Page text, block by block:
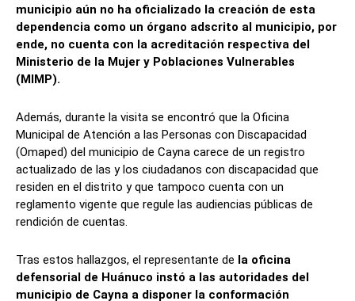
municipio aún no ha oficializado la creación de esta
dependencia como un órgano adscrito al municipio, por
ende, no cuenta con la acreditación respectiva del
Ministerio de la Mujer y Poblaciones Vulnerables
(MIMP).
Además, durante la visita se encontró que la Oficina
Municipal de Atención a las Personas con Discapacidad
(Omaped) del municipio de Cayna carece de un registro
actualizado de las y los ciudadanos con discapacidad que
residen en el distrito y que tampoco cuenta con un
reglamento vigente que regule las audiencias públicas de
rendición de cuentas.
Tras estos hallazgos, el representante de la oficina
defensorial de Huánuco instó a las autoridades del
municipio de Cayna a disponer la conformación